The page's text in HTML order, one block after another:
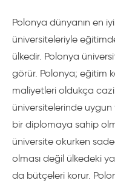
Polonya dünyanın en
üniversiteleriyle
ülkedir. Polonya
görür. Polonya; eğitim
maliyetleri oldukça
üniversitelerinde
bir diplomaya sahip
üniversite okurken
olması değil ülkedeki
da bütçeleri korur.